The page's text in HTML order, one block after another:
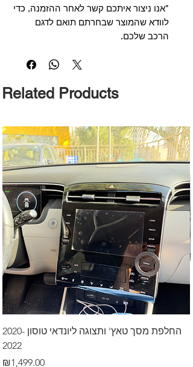
*אנו ניצור איתכם קשר לאחר ההזמנה, כדי
לוודא שהמוצר שבחרתם תואם לדגם
הרכב שלכם.
Related Products
החלפת מסך טאץ' ותצוגה ליונדאי טוסון 2020-
2022
Price
₪1,499.00